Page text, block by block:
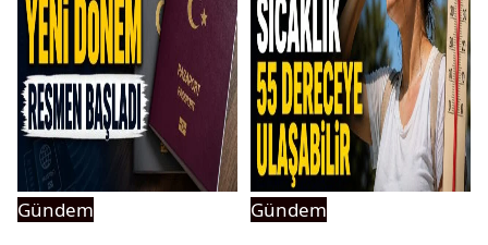
Gündem
Gündem